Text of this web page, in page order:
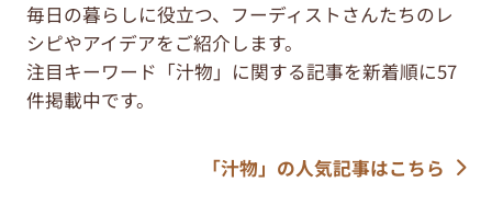
毎日の暮らしに役立つ、フーディストさんたちのレ
シピやアイデアをご紹介します。
注目キーワード「汁物」に関する記事を新着順に57
件掲載中です。
「汁物」の人気記事はこちら